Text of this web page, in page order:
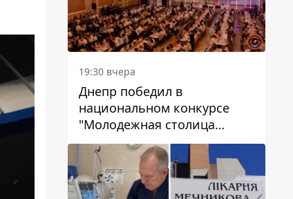
19:30 вчера
Днепр победил в
национальном конкурсе
"Молодежная столица
Украины – 2026"